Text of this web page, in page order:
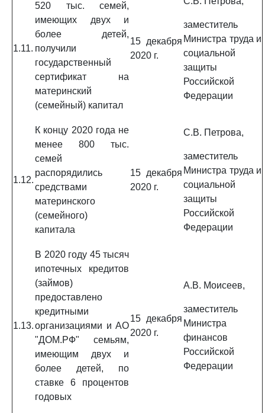
1.11.
520 тыс. семей,
имеющих двух и
более детей,
получили
государственный
сертификат на
материнский
(семейный) капитал
15 декабря
2020 г.
заместитель
Министра труда и
социальной
защиты
Российской
Федерации
1.12.
К концу 2020 года не
менее 800 тыс.
семей
распорядились
средствами
материнского
(семейного)
капитала
15 декабря
2020 г.
С.В. Петрова,
заместитель
Министра труда и
социальной
защиты
Российской
Федерации
1.13.
В 2020 году 45 тысяч
ипотечных кредитов
(займов)
предоставлено
кредитными
организациями и АО
"ДОМ.РФ" семьям,
имеющим двух и
более детей, по
ставке 6 процентов
годовых
15 декабря
2020 г.
А.В. Моисеев,
заместитель
Министра
финансов
Российской
Федерации